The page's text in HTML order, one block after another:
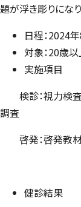
題が浮き彫りになり
⽇程：2024
対象：20歳
実施項⽬
検診：視⼒検査
調査
啓発：啓発教
健診結果